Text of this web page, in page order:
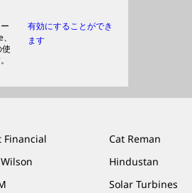
有効にすることができ
ます
Financial Cat Reman
Wilson Hindustan
Solar Turbines